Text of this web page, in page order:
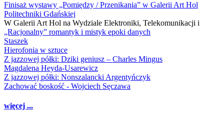
Finisaż wystawy „Pomiędzy / Przenikania” w Galerii Art Hol
Politechniki Gdańskiej
W Galerii Art Hol na Wydziale Elektroniki, Telekomunikacji i
„Racjonalny” romantyk i mistyk epoki danych
Staszek
Hierofonia w sztuce
Z jazzowej półki: Dziki geniusz – Charles Mingus
Magdalena Heyda-Usarewicz
Z jazzowej półki: Nonszalancki Argentyńczyk
Zachować boskość - Wojciech Sęczawa
więcej ...